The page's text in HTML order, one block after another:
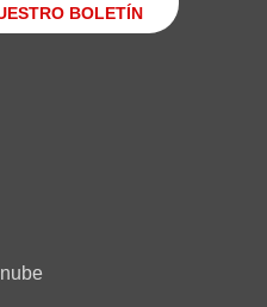
BOLETÍN